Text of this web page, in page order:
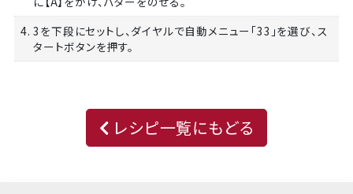
4. 3を下段にセットし、ダイヤルで自動メニュー「33」を選び、ス
タートボタンを押す。
レシピ一覧にもどる